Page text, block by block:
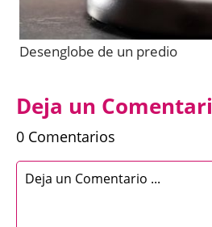
Desenglobe de un predio
Deja un
0 Comentarios